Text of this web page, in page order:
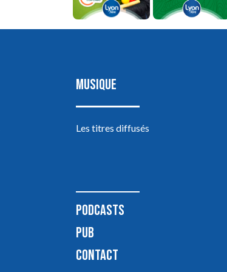
MUSIQUE
Les titres diffusés
PODCASTS
PUB
CONTACT